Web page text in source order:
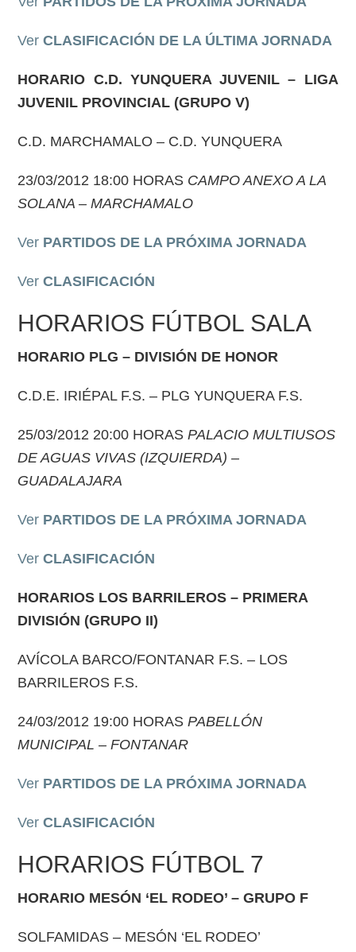
VerCLASIFICACIÓN DE LA ÚLTIMA JORNADA
HORARIO C.D. YUNQUERA JUVENIL – LIGA
JUVENIL PROVINCIAL (GRUPO V)
C.D. MARCHAMALO – C.D. YUNQUERA
23/03/2012 18:00 HORAS CAMPO ANEXO A LA
SOLANA – MARCHAMALO
Ver PARTIDOS DE LA PRÓXIMA JORNADA
VerCLASIFICACIÓN
HORARIOS FÚTBOL SALA
HORARIO PLG – DIVISIÓN DE HONOR
C.D.E. IRIÉPAL F.S. – PLG YUNQUERA F.S.
25/03/2012 20:00 HORASPALACIO MULTIUSOS
DE AGUAS VIVAS (IZQUIERDA) –
GUADALAJARA
Ver PARTIDOS DE LA PRÓXIMA JORNADA
VerCLASIFICACIÓN
HORARIOS LOS BARRILEROS – PRIMERA
DIVISIÓN (GRUPO II)
AVÍCOLA BARCO/FONTANAR F.S. – LOS
BARRILEROS F.S.
24/03/2012 19:00 HORASPABELLÓN
MUNICIPAL – FONTANAR
Ver PARTIDOS DE LA PRÓXIMA JORNADA
VerCLASIFICACIÓN
HORARIOS FÚTBOL 7
HORARIO MESÓN ‘EL RODEO’ – GRUPO F
SOLFAMIDAS – MESÓN ‘EL RODEO’